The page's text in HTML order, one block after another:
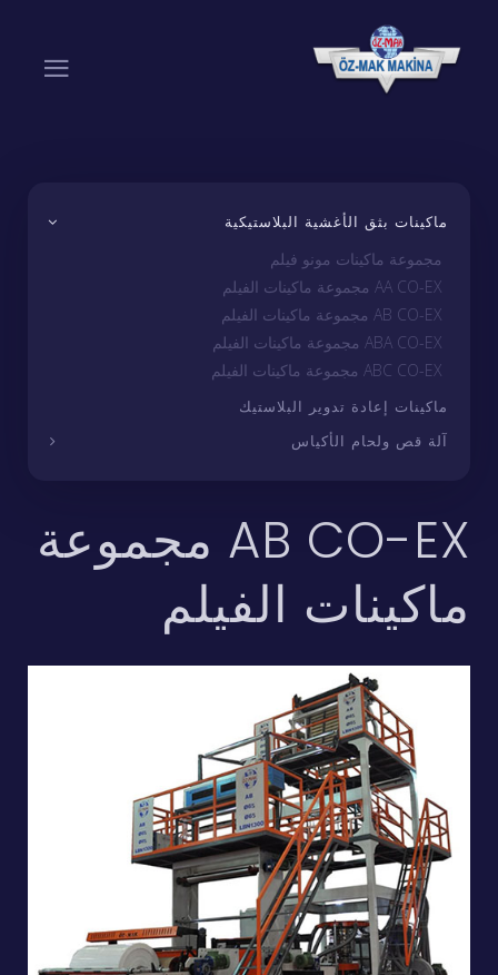
AB CO-EX مجموعة
ماكينات الفيلم
ماكينات بثق الأغشية البلاستيكية
مجموعة ماكينات مونو فيلم
AA CO-EX مجموعة ماكينات الفيلم
AB CO-EX مجموعة ماكينات الفيلم
ABA CO-EX مجموعة ماكينات الفيلم
ABC CO-EX مجموعة ماكينات الفيلم
ماكينات إعادة تدوير البلاستيك
آلة قص ولحام الأكياس